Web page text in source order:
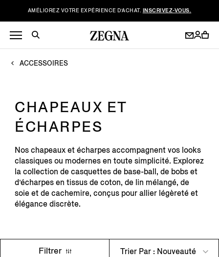
AMÉLIOREZ VOTRE EXPÉRIENCE D’ACHAT. INSCRIVEZ-VOUS.
ACCESSOIRES
CHAPEAUX ET
ÉCHARPES
Nos chapeaux et écharpes accompagnent vos looks
classiques ou modernes en toute simplicité. Explorez
la collection de casquettes de base-ball, de bobs et
d’écharpes en tissus de coton, de lin mélangé, de
soie et de cachemire, conçus pour allier légèreté et
élégance discrète.
Filtrer Trier Par : Nouveauté